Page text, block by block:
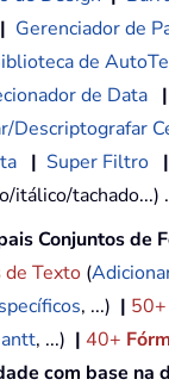
| Gerenciador de
de
de Data |
Descriptografar
| Super Filtro |
itálico/tachado...)
Conjuntos de
de Texto (
, ...) | 50+
, ...) | 40+
com base na